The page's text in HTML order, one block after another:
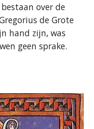
over de
de Grote
hand zijn, was
geen sprake.